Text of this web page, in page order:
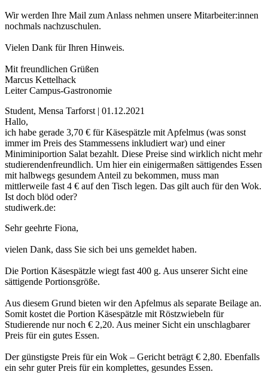
Wir werden Ihre Mail zum Anlass nehmen unsere Mitarbeiter:innen
nochmals nachzuschulen.
Vielen Dank für Ihren Hinweis.
Mit freundlichen Grüßen
Marcus Kettelhack
Leiter Campus-Gastronomie
Student, Mensa Tarforst | 01.12.2021
Hallo,
ich habe gerade 3,70 € für Käsespätzle mit Apfelmus (was sonst
immer im Preis des Stammessens inkludiert war) und einer
Miniminiportion Salat bezahlt. Diese Preise sind wirklich nicht mehr
studierendenfreundlich. Um hier ein einigermaßen sättigendes Essen
mit halbwegs gesundem Anteil zu bekommen, muss man
mittlerweile fast 4 € auf den Tisch legen. Das gilt auch für den Wok.
Ist doch blöd oder?
studiwerk.de:
Sehr geehrte Fiona,
vielen Dank, dass Sie sich bei uns gemeldet haben.
Die Portion Käsespätzle wiegt fast 400 g. Aus unserer Sicht eine
sättigende Portionsgröße.
Aus diesem Grund bieten wir den Apfelmus als separate Beilage an.
Somit kostet die Portion Käsespätzle mit Röstzwiebeln für
Studierende nur noch € 2,20. Aus meiner Sicht ein unschlagbarer
Preis für ein gutes Essen.
Der günstigste Preis für ein Wok – Gericht beträgt € 2,80. Ebenfalls
ein sehr guter Preis für ein komplettes, gesundes Essen.